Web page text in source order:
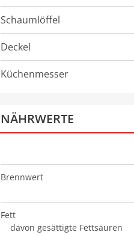
Schaumlöffel
Deckel
Küchenmesser
NÄHRWERTE
Brennwert
Fett
davon gesättigte Fettsäuren